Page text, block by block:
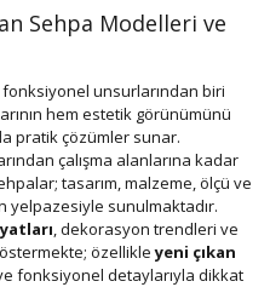
Sehpa Modelleri ve
unsurlarından biri
hem estetik görünümünü
pratik çözümler sunar.
çalışma alanlarına kadar
tasarım, malzeme, ölçü ve
yelpazesiyle sunulmaktadır.
, dekorasyon trendleri ve
özellikleyeni çıkan
fonksiyonel detaylarıyla dikkat